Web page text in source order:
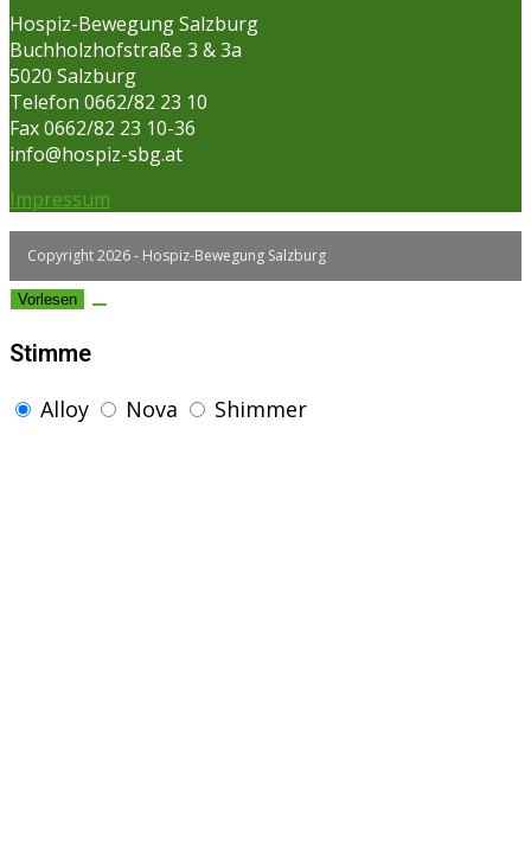
Hospiz-Bewegung Salzburg
Buchholzhofstraße 3 & 3a
5020 Salzburg
Telefon 0662/82 23 10
Fax 0662/82 23 10-36
info@hospiz-sbg.at
Impressum
Copyright 2026 - Hospiz-Bewegung Salzburg
Vorlesen
Stimme
Alloy
Nova Shimmer